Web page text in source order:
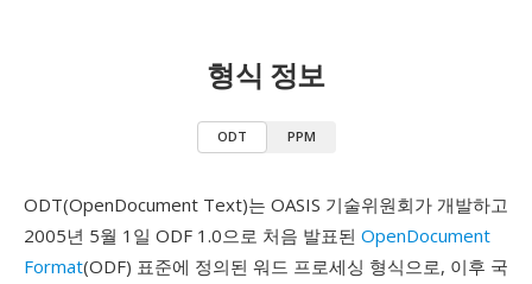
형식 정보
ODT PPM
ODT(OpenDocument Text)는 OASIS 기술위원회가 개발하고
2005년 5월 1일 ODF 1.0으로 처음 발표된 OpenDocument
Format(ODF) 표준에 정의된 워드 프로세싱 형식으로, 이후 국